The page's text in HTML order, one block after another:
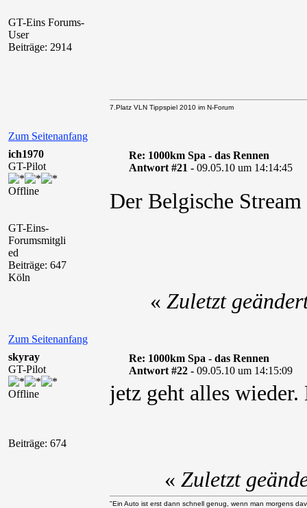
GT-Eins Forums-
User
Beiträge: 2914
Zum Seitenanfang
7.Platz VLN Tippspiel 2010 im N-Forum
ich1970
GT-Pilot
Offline
GT-Eins-
Forumsmitgli
ed
Beiträge: 647
Köln
Re: 1000km Spa - das Rennen
Antwort #21 - 09.05.10 um 14:14:45
Der Belgische
Zum Seitenanfang
« Zuletzt
skyray
GT-Pilot
Offline
Beiträge: 674
Re: 1000km Spa - das Rennen
Antwort #22 - 09.05.10 um 14:15:09
jetz geht alles
« Zuletzt
"Ein Auto ist erst dann schnell genug, wenn man morgens